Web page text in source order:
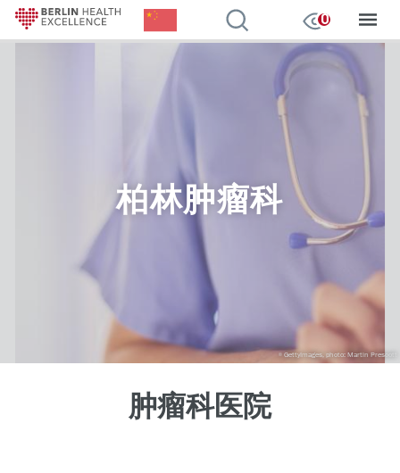
Chinese, Simplified0我的观
GettyImages, photo: Martin Prescott
柏林肿瘤科
肿瘤科医院